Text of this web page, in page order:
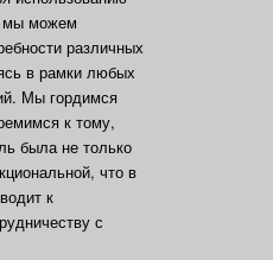
мы можем
различных
в рамки любых
Мы гордимся
к тому,
была не только
что в
к
с